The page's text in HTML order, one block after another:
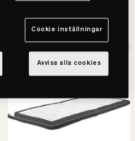
15.990 kr
SE VARIANTER
Cookie inställningar
Avvisa alla cookies